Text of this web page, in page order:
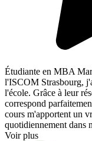
Étudiante en MBA
l'ISCOM Strasbourg,
l'école. Grâce à leur
correspond
cours m'apportent un
quotidiennement dans
Voir plus